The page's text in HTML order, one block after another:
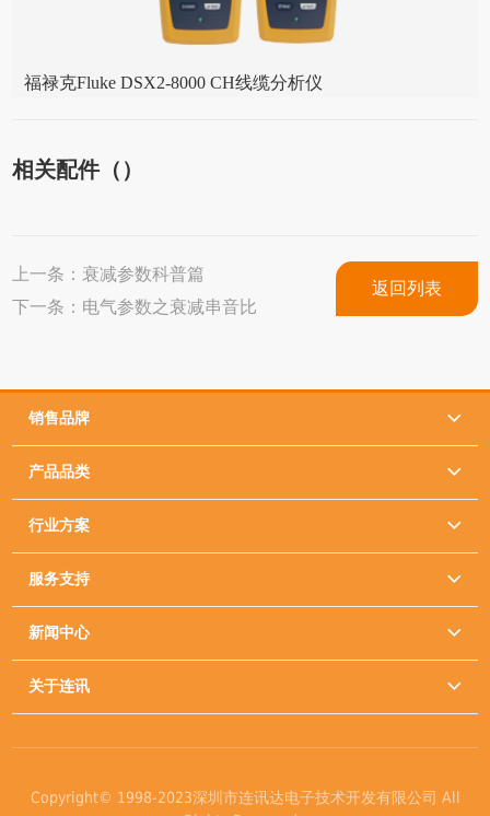
福禄克Fluke DSX2-8000 CH线缆分析仪
相关配件（）
上一条： 衰减参数科普篇
下一条： 电气参数之衰减串音比
返回列表
销售品牌 
产品品类 
行业方案 
服务支持 
新闻中心 
关于连讯 
Copyright© 1998-2023深圳市连讯达电子技术开发有限公司 All